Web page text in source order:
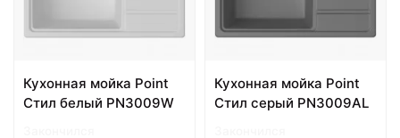
Кухонная мойка Point
Стил белый PN3009W
Кухонная мойка Point
Стил серый PN3009AL